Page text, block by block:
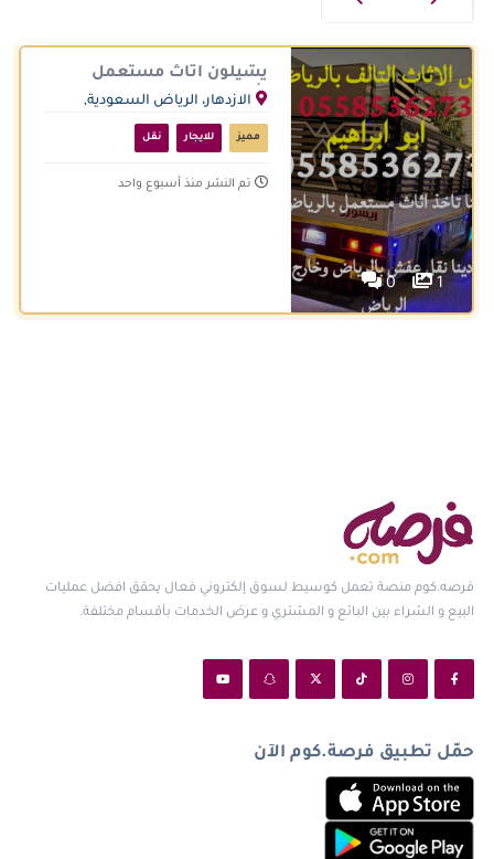
1
0
يشيلون اثاث مستعمل
شمال الرياض 0558536273
الازدهار
الازدهار، الرياض السعودية,
مميز للايجار نقل
تم النشر منذ أسبوع واحد
فرصه.كوم منصة تعمل كوسيط لسوق إلكتروني فعال يحقق افضل عمليات
البيع و الشراء بين البائع و المشتري و عرض الخدمات بأقسام مختلفة.
حمّل تطبيق فرصة.كوم الآن